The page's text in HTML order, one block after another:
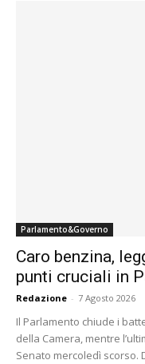
Parlamento&Governo
Caro benzina,
punti cruciali in
Redazione - 7 Agosto 2026
Il Parlamento chiude i
della Camera, mentre
Senato mercoledì scorso.